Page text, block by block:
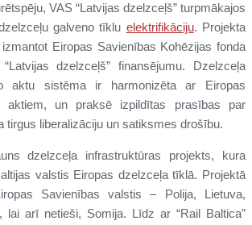
VAS “Latvijas dzelzceļš” turpmākajos
galveno tīklu elektrifikāciju. Projekta
Eiropas Savienības Kohēzijas fonda
dzelzceļš” finansējumu. Dzelzceļa
aktu sistēma ir harmonizēta ar Eiropas
aktiem, un praksē izpildītas prasības par
tirgus liberalizāciju un satiksmes drošību.
dzelzceļa infrastruktūras projekts, kura
valstis Eiropas dzelzceļa tīklā. Projektā
Savienības valstis – Polija, Lietuva,
lai arī netieši, Somija. Līdz ar “Rail Baltica”